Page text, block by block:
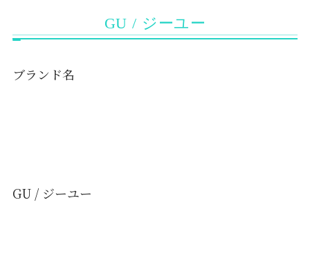
GU / ジーユー
ブランド名
GU / ジーユー